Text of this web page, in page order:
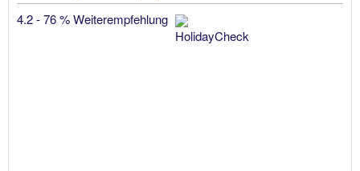
4.2 - 76 % Weiterempfehlung